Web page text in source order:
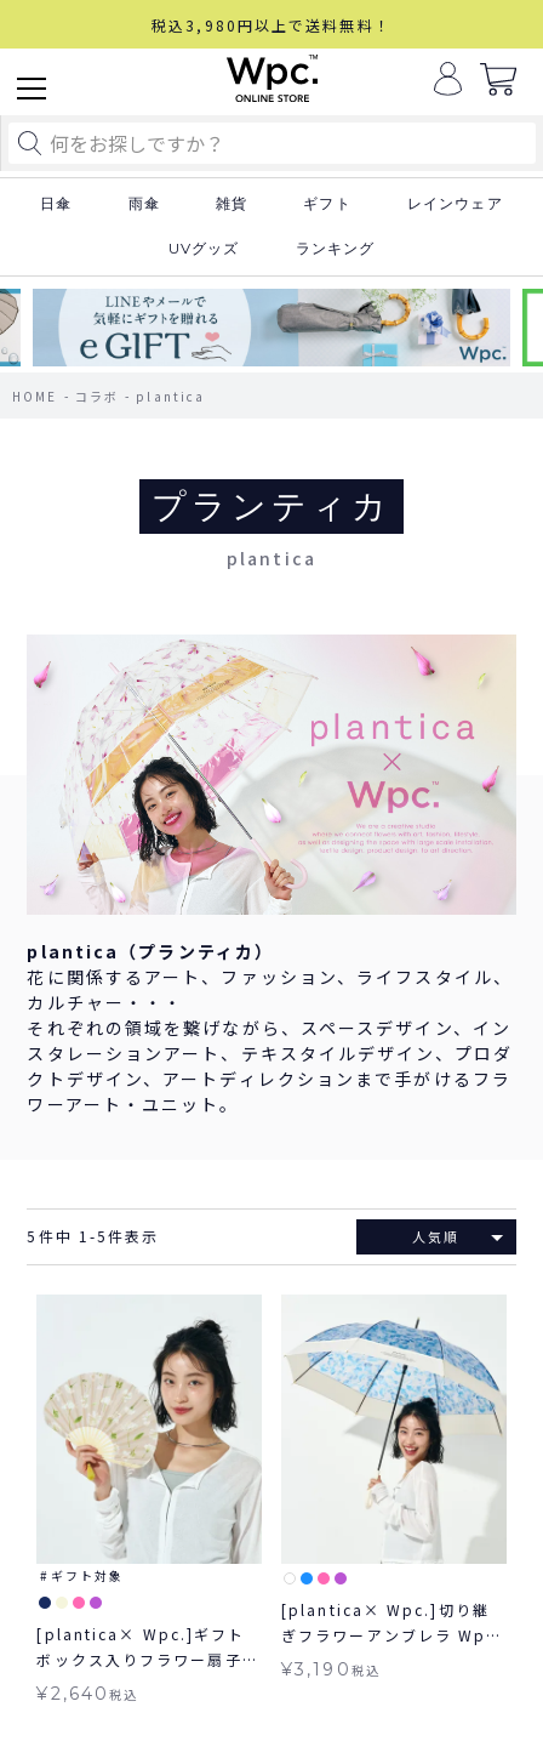
税込3,980円以上で送料無料！
日傘 雨傘 雑貨 ギフト レインウェア
UVグッズ ランキング
HOME コラボ plantica
プランティカ
plantica
plantica（プランティカ）
花に関係するアート、ファッション、ライフスタイル、
カルチャー・・・
それぞれの領域を繋げながら、スペースデザイン、イン
スタレーションアート、テキスタイルデザイン、プロダ
クトデザイン、アートディレクションまで手がけるフラ
ワーアート・ユニット。
人気順
5 件中 1 -5件表示
ギフト対象
[plantica× Wpc.]ギフト
ボックス入りフラワー扇子
ギフト対象 グッズ ≪メール
¥2,640税込
[plantica× Wpc.]切り継
ぎフラワーアンブレラ Wpc.
雨傘 長傘 晴雨兼用
¥3,190 税込